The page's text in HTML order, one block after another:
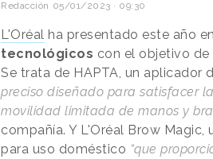
Redacción 05/01/2023 · 09:30
L'Oréal ha presentado este año
tecnológicos con el objetivo de
Se trata de HAPTA, un aplicador
preciso diseñado para satisfacer
movilidad limitada de manos y
compañía. Y L'Oréal Brow
para uso doméstico “que